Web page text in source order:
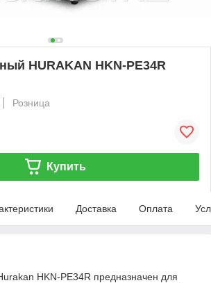
HURAKAN HKN-PE34R
Розница
Купить
Доставка Оплата
HKN-PE34R предназначен для